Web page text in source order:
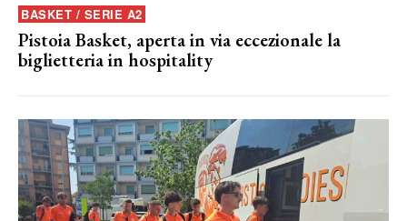
BASKET / SERIE A2
Pistoia Basket, aperta in via eccezionale la
biglietteria in hospitality